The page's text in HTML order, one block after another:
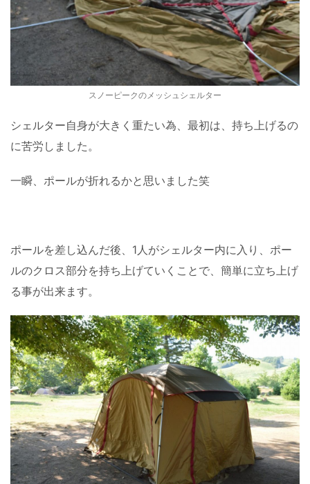
スノーピークのメッシュシェルター
シェルター自身が大きく重たい為、最初は、持ち上げるの
に苦労しました。
一瞬、ポールが折れるかと思いました笑
ポールを差し込んだ後、1人がシェルター内に入り、ポー
ルのクロス部分を持ち上げていくことで、簡単に立ち上げ
る事が出来ます。